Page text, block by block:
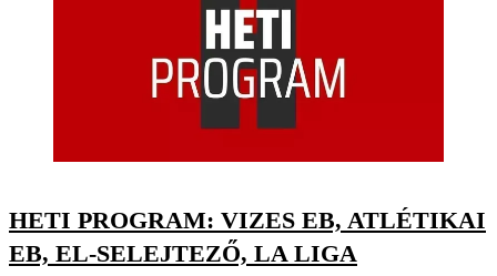
HETI PROGRAM: VIZES EB, ATLÉTIKAI
EB, EL-SELEJTEZŐ, LA LIGA